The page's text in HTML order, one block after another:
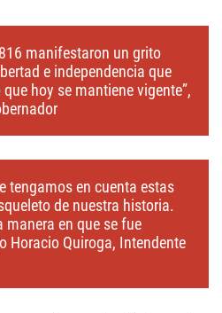
manifestaron un grito
e independencia que
hoy se mantiene vigente”,
tengamos en cuenta estas
de nuestra historia.
manera en que se fue
Horacio Quiroga, Intendente